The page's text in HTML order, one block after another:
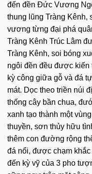
đến đền Đức Vương
thung lũng Tràng
vương từng đại phá
Tràng Kênh Trúc Lâm
Tràng Kênh, soi bóng
ngôi đền đều được
kỳ công giữa gỗ và đá
mát. Dọc theo triền núi
thống cây bần chua,
xanh tạo thành một
thuyền, sơn thủy hữu
thêm con đường rộng
đá nổi, được chạm khắc
đến kỳ vỹ của 3 pho